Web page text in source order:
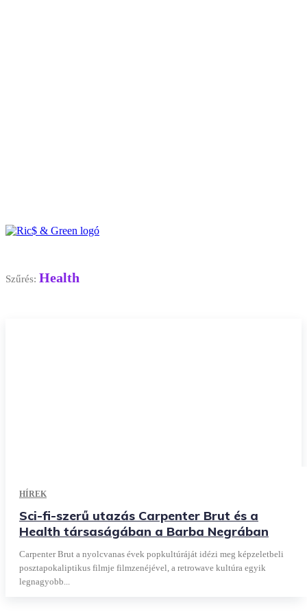
Szűrés: Health
HÍREK
Sci-fi-szerű utazás Carpenter Brut és a
Health társaságában a Barba Negrában
Carpenter Brut a nyolcvanas évek popkultúráját idézi meg képzeletbeli
posztapokaliptikus filmje filmzenéjével, a retrowave kultúra egyik
legnagyobb...